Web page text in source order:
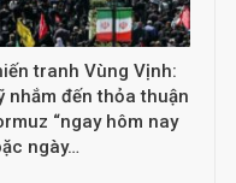
tranh Vùng Vịnh:
nhắm đến thỏa thuận
“ngay hôm nay
ngày…